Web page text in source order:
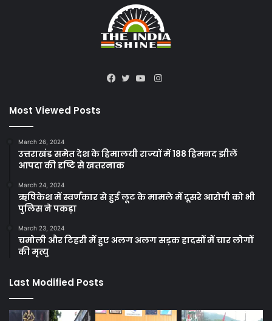
Instagram
Most Viewed Posts
March 26, 2024
उत्तराखंड समेत देश के हिमालयी राज्यों में 188 हिमनद झीलें
आपदा की दृष्टि से खतरनाक
March 24, 2024
ऋषिकेश में स्वर्णकार से हुई लूट के मामले में दूसरे आरोपी को भी
पुलिस ने पकड़ा
March 23, 2024
चमोली और टिहरी में हुए अलग अलग सड़क हादसों में चार लोगों
की मृत्यु
Last Modified Posts